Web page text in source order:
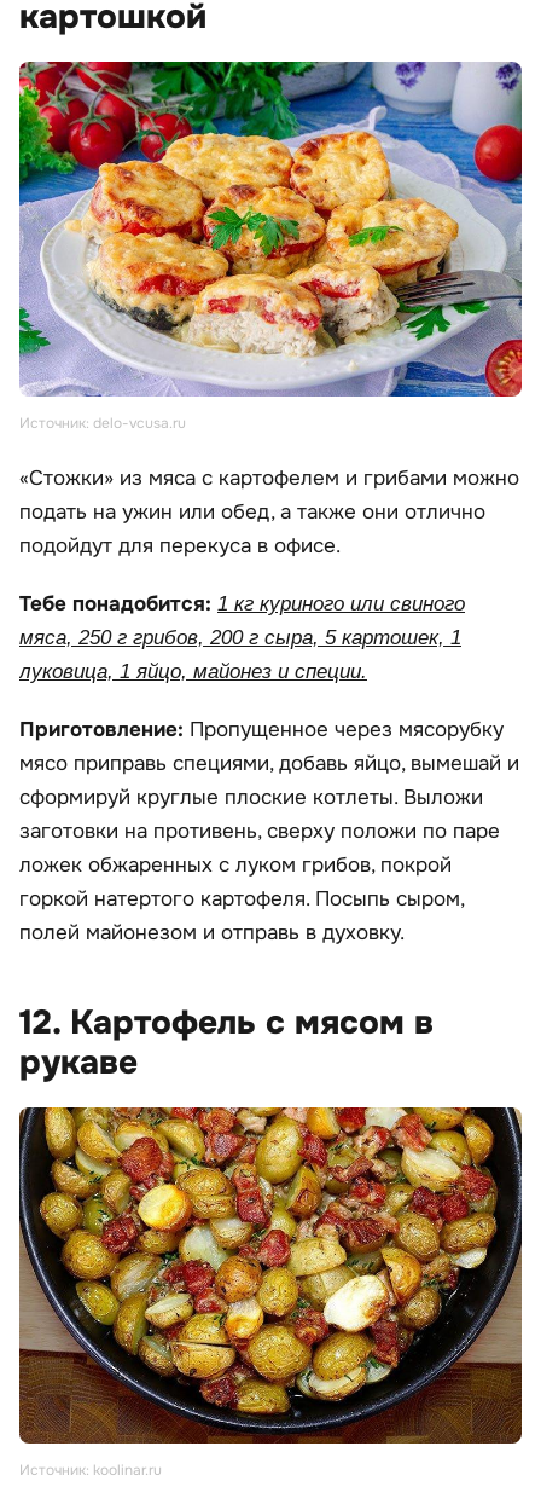
картошкой
Источник: delo-vcusa.ru
«Стожки» из мяса с картофелем и грибами можно
подать на ужин или обед, а также они отлично
подойдут для перекуса в офисе.
Тебе понадобится: 1 кг куриного или свиного
мяса, 250 г грибов, 200 г сыра, 5 картошек, 1
луковица, 1 яйцо, майонез и специи.
Приготовление: Пропущенное через мясорубку
мясо приправь специями, добавь яйцо, вымешай и
сформируй круглые плоские котлеты. Выложи
заготовки на противень, сверху положи по паре
ложек обжаренных с луком грибов, покрой
горкой натертого картофеля. Посыпь сыром,
полей майонезом и отправь в духовку.
12. Картофель с мясом в
рукаве
Источник: koolinar.ru